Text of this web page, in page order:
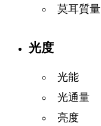
莫耳質量
光度
光能
光通量
亮度